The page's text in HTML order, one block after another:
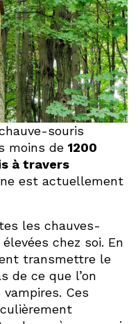
souris
moins de 1200
à travers
est actuellement
les chauves-
chez soi. En
transmettre le
de ce que l’on
Ces